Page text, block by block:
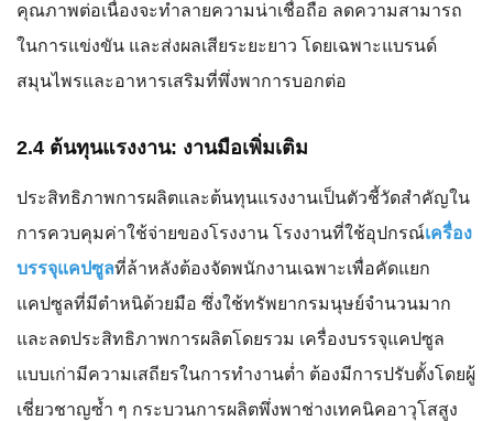
คุณภาพต่อเนื่องจะทำลายความน่าเชื่อถือ ลดความสามารถ
ในการแข่งขัน และส่งผลเสียระยะยาว โดยเฉพาะแบรนด์
สมุนไพรและอาหารเสริมที่พึ่งพาการบอกต่อ
2.4 ต้นทุนแรงงาน: งานมือเพิ่มเติม
ประสิทธิภาพการผลิตและต้นทุนแรงงานเป็นตัวชี้วัดสำคัญใน
การควบคุมค่าใช้จ่ายของโรงงาน โรงงานที่ใช้อุปกรณ์เครื่อง
บรรจุแคปซูลที่ล้าหลังต้องจัดพนักงานเฉพาะเพื่อคัดแยก
แคปซูลที่มีตำหนิด้วยมือ ซึ่งใช้ทรัพยากรมนุษย์จำนวนมาก
และลดประสิทธิภาพการผลิตโดยรวม เครื่องบรรจุแคปซูล
แบบเก่ามีความเสถียรในการทำงานต่ำ ต้องมีการปรับตั้งโดยผู้
เชี่ยวชาญซ้ำ ๆ กระบวนการผลิตพึ่งพาช่างเทคนิคอาวุโสสูง